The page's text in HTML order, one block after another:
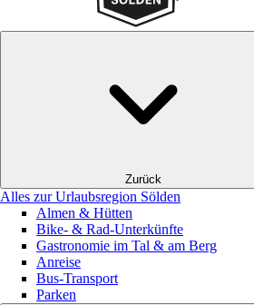
Zurück
Alles zur Urlaubsregion Sölden
Almen & Hütten
Bike- & Rad-Unterkünfte
Gastronomie im Tal & am Berg
Anreise
Bus-Transport
Parken